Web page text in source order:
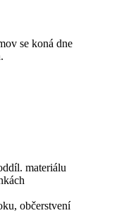
se koná dne
materiálu
občerstvení